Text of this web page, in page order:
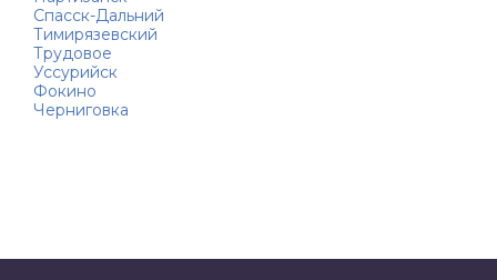
Спасск-Дальний
Тимирязевский
Трудовое
Уссурийск
Фокино
Черниговка